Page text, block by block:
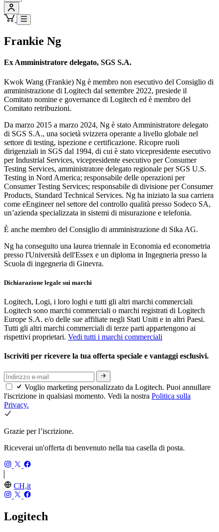
Frankie Ng
Ex Amministratore delegato, SGS S.A.
Kwok Wang (Frankie) Ng è membro non esecutivo del Consiglio di
amministrazione di Logitech dal settembre 2022, presiede il
Comitato nomine e governance di Logitech ed è membro del
Comitato retribuzioni.
Da marzo 2015 a marzo 2024, Ng è stato Amministratore delegato
di SGS S.A., una società svizzera operante a livello globale nel
settore di testing, ispezione e certificazione. Ricopre ruoli
dirigenziali in SGS dal 1994, di cui è stato vicepresidente esecutivo
per Industrial Services, vicepresidente esecutivo per Consumer
Testing Services, amministratore delegato regionale per SGS U.S.
Testing in Nord America; responsabile delle operazioni per
Consumer Testing Services; responsabile di divisione per Consumer
Products, Standard Technical Services. Ng ha iniziato la sua carriera
come eEngineer nel settore del controllo qualità presso Sodeco SA,
un’azienda specializzata in sistemi di misurazione e telefonia.
È anche membro del Consiglio di amministrazione di Sika AG.
Ng ha conseguito una laurea triennale in Economia ed econometria
presso l'Università dell'Essex e un diploma in Ingegneria presso la
Scuola di ingegneria di Ginevra.
Dichiarazione legale sui marchi
Logitech, Logi, i loro loghi e tutti gli altri marchi commerciali
Logitech sono marchi commerciali o marchi registrati di Logitech
Europe S.A. e/o delle sue affiliate negli Stati Uniti e in altri Paesi.
Tutti gli altri marchi commerciali di terze parti appartengono ai
rispettivi proprietari. Vedi tutti i marchi commerciali
Iscriviti per ricevere la tua offerta speciale e vantaggi esclusivi.
Voglio marketing personalizzato da Logitech. Puoi annullare
l'iscrizione in qualsiasi momento. Vedi la nostra Politica sulla
Privacy.
Grazie per l’iscrizione.
Riceverai un'offerta di benvenuto nella tua casella di posta.
CH,it
Logitech